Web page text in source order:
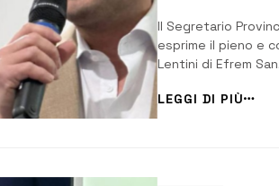
Il Segretario
esprime il pieno e
Lentini di Efrem
sapere. “In un
fondamentale aff...
LEGGI DI PIÙ